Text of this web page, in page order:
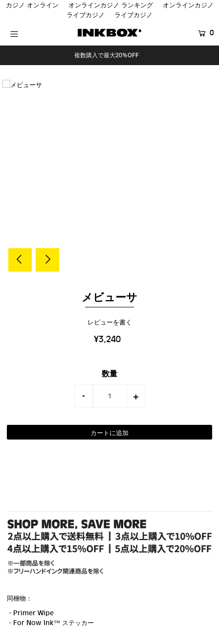
カジノ オンライン オンラインカジノ ランキング
オンラインカジノ
ライブカジノ
ライブカジノ
0
複数購入で最大20%OFF
メビューサ
レビューを書く
¥3,240
数量
- +
同梱物：
・Primer Wipe
・For Now Ink ™ ステッカー
COLLECTIONS